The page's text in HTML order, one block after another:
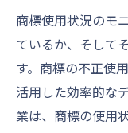
商標使用状況のモ
ているか、そして
す。商標の不正使
活用した効率的な
業は、商標の使用